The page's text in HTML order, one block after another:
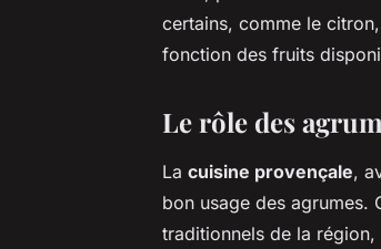
certains, comme le
fonction des fruits
Le rôle des
La cuisine provençale,
bon usage des agrumes.
traditionnels de la